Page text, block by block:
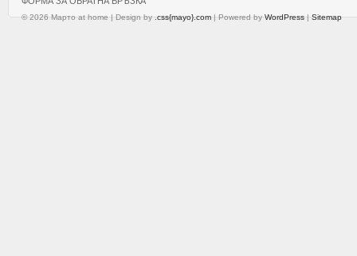
© 2026 Марто at home | Design by.css{mayo}.com| Powered byWordPress|Sitemap